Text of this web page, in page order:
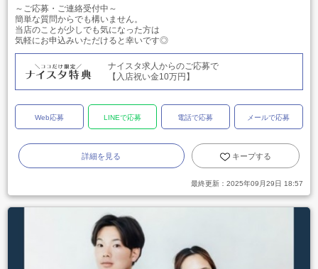
～ご応募・ご連絡受付中～
簡単な質問からでも構いません。
当店のことが少しでも気になった方は
気軽にお申込みいただけると幸いです◎
ナイスタ求人からのご応募で
【入店祝い金10万円】
Web応募 LINEで応募 電話で応募 メールで応募
詳細を見る キープする
最終更新： 2025年09月29日 18:57